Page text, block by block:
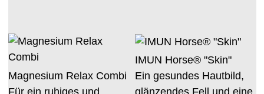
Magnesium Relax Combi
Für ein ruhiges und
IMUN Horse® "Skin"
Ein gesundes Hautbild,